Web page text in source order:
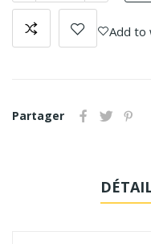
Add to
Partager